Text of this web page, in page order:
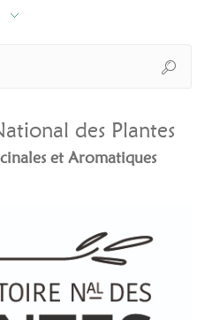
des Plantes
et Aromatiques